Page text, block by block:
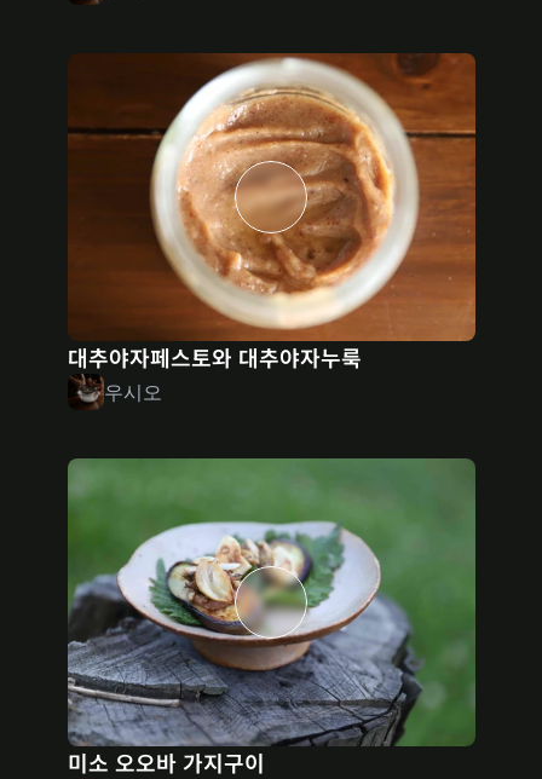
대추야자페스토와 대추야자누룩
우시오
미소 오오바 가지구이